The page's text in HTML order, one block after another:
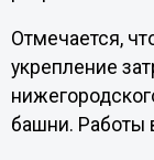
Отмечается,
укрепление
башни. Работы